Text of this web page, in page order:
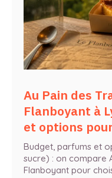
Au Pain des
Flanboyant à
et options
Budget, parfums et
sucre) : on compare
Flanboyant pour